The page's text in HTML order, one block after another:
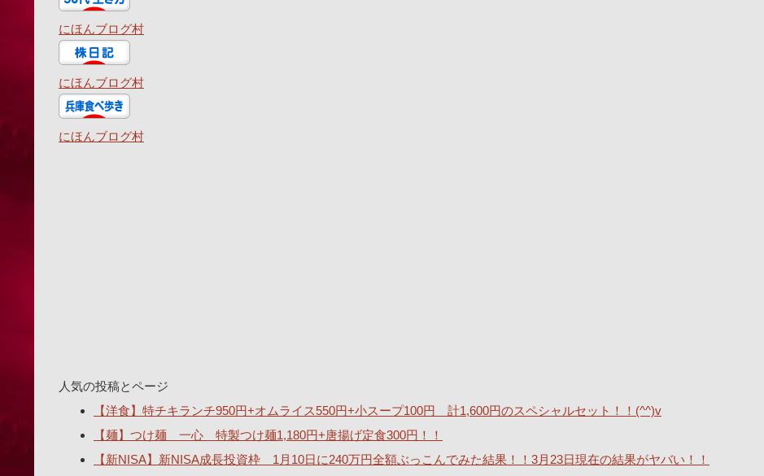
にほんブログ村
にほんブログ村
にほんブログ村
人気の投稿とページ
【洋食】特チキランチ950円+オムライス550円+小スープ100円 計1,600円のスペシャルセット！！(^^)v
【麺】つけ麺 一心 特製つけ麺1,180円+唐揚げ定食300円！！
【新NISA】新NISA成長投資枠 1月10日に240万円全額ぶっこんでみた結果！！3月23日現在の結果がヤバい！！